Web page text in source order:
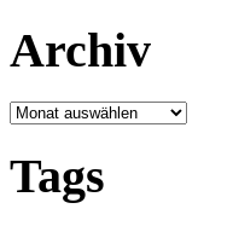
Archiv
Archiv
Tags